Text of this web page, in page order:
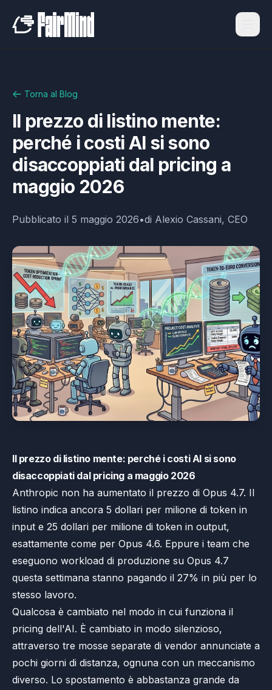
Torna al Blog
Il prezzo di listino mente:
perché i costi AI si sono
disaccoppiati dal pricing a
maggio 2026
Pubblicato il 5 maggio 2026•di Alexio Cassani, CEO
Il prezzo di listino mente: perché i costi AI si sono
disaccoppiati dal pricing a maggio 2026
Anthropic non ha aumentato il prezzo di Opus 4.7. Il
listino indica ancora 5 dollari per milione di token in
input e 25 dollari per milione di token in output,
esattamente come per Opus 4.6. Eppure i team che
eseguono workload di produzione su Opus 4.7
questa settimana stanno pagando il 27% in più per lo
stesso lavoro.
Qualcosa è cambiato nel modo in cui funziona il
pricing dell'AI. È cambiato in modo silenzioso,
attraverso tre mosse separate di vendor annunciate a
pochi giorni di distanza, ognuna con un meccanismo
diverso. Lo spostamento è abbastanza grande da